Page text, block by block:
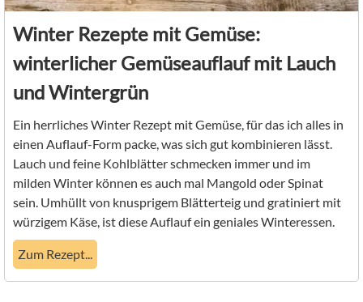
Winter Rezepte mit Gemüse:
winterlicher Gemüseauflauf mit Lauch
und Wintergrün
Ein herrliches Winter Rezept mit Gemüse, für das ich alles in
einen Auflauf-Form packe, was sich gut kombinieren lässt.
Lauch und feine Kohlblätter schmecken immer und im
milden Winter können es auch mal Mangold oder Spinat
sein. Umhüllt von knusprigem Blätterteig und gratiniert mit
würzigem Käse, ist diese Auflauf ein geniales Winteressen.
Zum Rezept...